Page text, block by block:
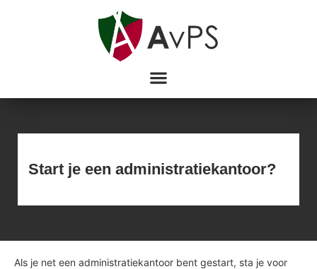
Start je een administratiekantoor?
Als je net een administratiekantoor bent gestart, sta je voor